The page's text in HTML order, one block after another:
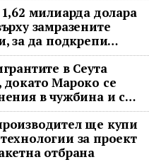
милиарда долара
замразените
за да подкрепи
в Сеута
докато Мароко се
в чужбина и с
ще купи
за проект
отбрана